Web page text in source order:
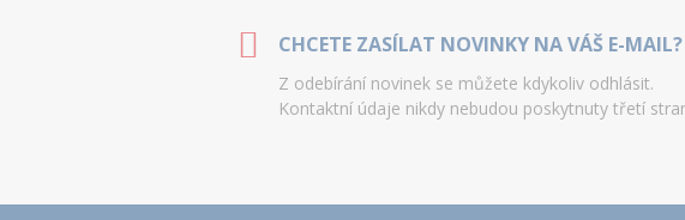
CHCETE ZASÍLAT NOVINKY NA VÁŠ E-MAIL?
Z odebírání novinek se můžete kdykoliv odhlásit.
Kontaktní údaje nikdy nebudou poskytnuty třetí